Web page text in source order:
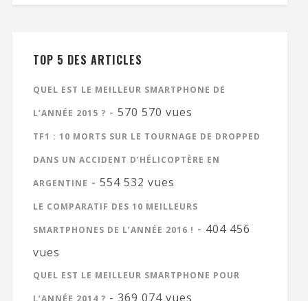
TOP 5 DES ARTICLES
QUEL EST LE MEILLEUR SMARTPHONE DE
L’ANNÉE 2015 ? - 570 570 vues
TF1 : 10 MORTS SUR LE TOURNAGE DE DROPPED
DANS UN ACCIDENT D’HÉLICOPTÈRE EN
ARGENTINE - 554 532 vues
LE COMPARATIF DES 10 MEILLEURS
SMARTPHONES DE L’ANNÉE 2016 ! - 404 456
vues
QUEL EST LE MEILLEUR SMARTPHONE POUR
L’ANNÉE 2014 ? - 369 074 vues